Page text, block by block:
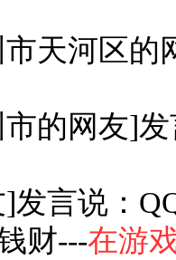
天河区的
的网友]
发言说：
财---在游